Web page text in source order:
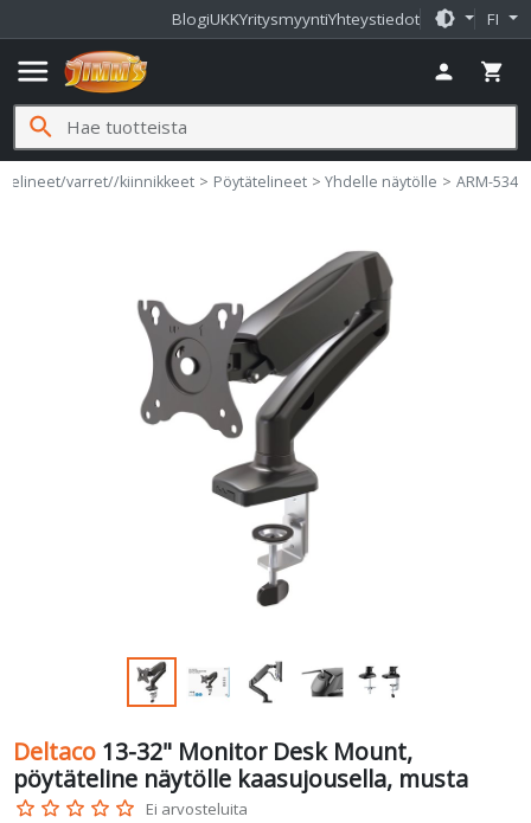
BlogiUKKYritysmyyntiYhteystiedot brightness_medium FI
menu person shopping_cart
search
Telineet/varret//kiinnikkeet Pöytätelineet Yhdelle näytölle ARM-534
Deltaco 13-32" Monitor Desk Mount,
pöytäteline näytölle kaasujousella, musta
star_border star_border star_border star_border star_border Ei arvosteluita